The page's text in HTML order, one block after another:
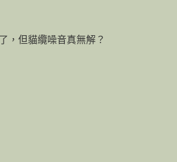
，但貓纜噪音真無解？